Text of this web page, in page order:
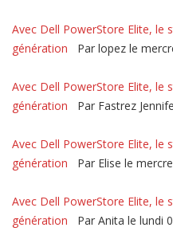
Avec Dell PowerStore Elite, le
génération
Par lopez le
Avec Dell PowerStore Elite, le
génération
Par Fastrez
Avec Dell PowerStore Elite, le
génération
Par Elise le
Avec Dell PowerStore Elite, le
génération
Par Anita le lundi